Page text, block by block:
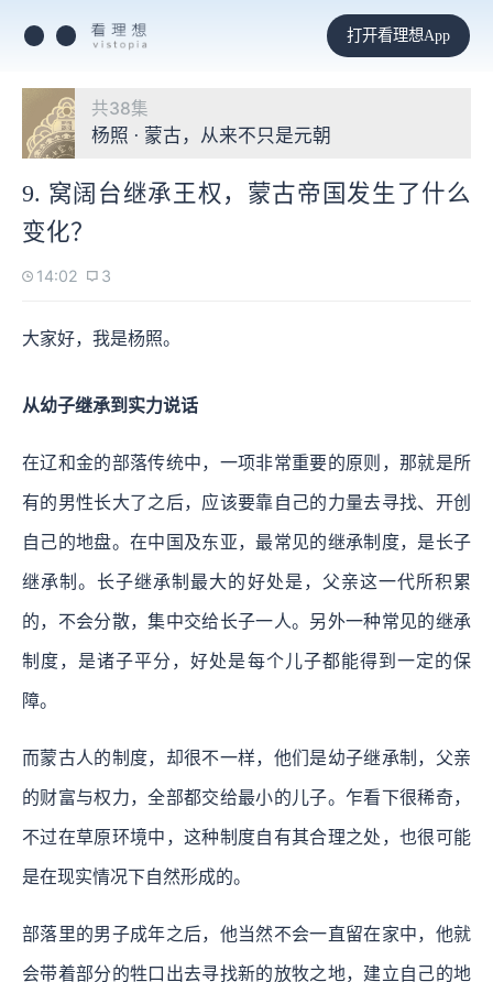
打开看理想App
共38集
杨照 · 蒙古，从来不只是元朝
9. 窝阔台继承王权，蒙古帝国发生了什么
变化？
14:02 3
大家好，我是杨照。
从幼子继承到实力说话
在辽和金的部落传统中，一项非常重要的原则，那就是所
有的男性长大了之后，应该要靠自己的力量去寻找、开创
自己的地盘。在中国及东亚，最常见的继承制度，是长子
继承制。长子继承制最大的好处是，父亲这一代所积累
的，不会分散，集中交给长子一人。另外一种常见的继承
制度，是诸子平分，好处是每个儿子都能得到一定的保
障。
而蒙古人的制度，却很不一样，他们是幼子继承制，父亲
的财富与权力，全部都交给最小的儿子。乍看下很稀奇，
不过在草原环境中，这种制度自有其合理之处，也很可能
是在现实情况下自然形成的。
部落里的男子成年之后，他当然不会一直留在家中，他就
会带着部分的牲口出去寻找新的放牧之地，建立自己的地